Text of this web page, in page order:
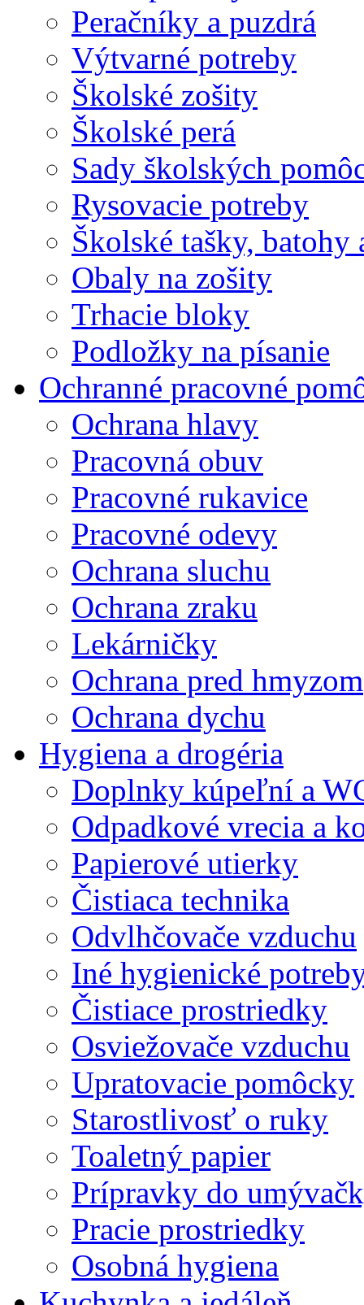
Peračníky a puzdrá
Výtvarné potreby
Školské zošity
Školské perá
Sady školských
Rysovacie potreby
Školské tašky, batohy
Obaly na zošity
Trhacie bloky
Podložky na písanie
Ochranné pracovné
Ochrana hlavy
Pracovná obuv
Pracovné rukavice
Pracovné odevy
Ochrana sluchu
Ochrana zraku
Lekárničky
Ochrana pred hmyzom
Ochrana dychu
Hygiena a drogéria
Doplnky kúpeľní a
Odpadkové vrecia a
Papierové utierky
Čistiaca technika
Odvlhčovače vzduchu
Iné hygienické
Čistiace prostriedky
Osviežovače vzduchu
Upratovacie pomôcky
Starostlivosť o ruky
Toaletný papier
Prípravky do
Pracie prostriedky
Osobná hygiena